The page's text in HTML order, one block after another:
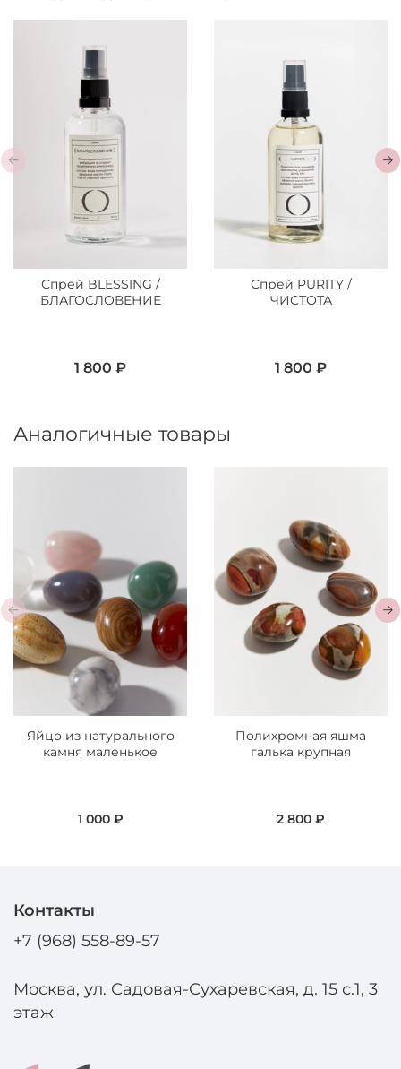
Спрей BLESSING /
БЛАГОСЛОВЕНИЕ
1 800 ₽
Спрей PURITY /
ЧИСТОТА
1 800 ₽
Аналогичные товары
Яйцо из натурального
камня маленькое
1 000 ₽
Полихромная яшма
галька крупная
2 800 ₽
Контакты
+7 (968) 558-89-57
Москва, ул. Садовая-Сухаревская, д. 15 с.1, 3
этаж